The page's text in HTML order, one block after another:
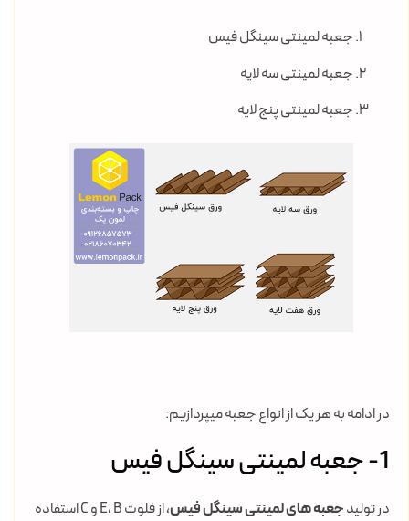
جعبه لمینتی سینگل فیس
جعبه لمینتی سه لایه
جعبه لمینتی پنج لایه
در ادامه به هر یک از انواع جعبه میپردازیم:
1- جعبه لمینتی سینگل فیس
در تولیدجعبه های لمینتی سینگل فیس
، از فلوت E، B و C استفاده